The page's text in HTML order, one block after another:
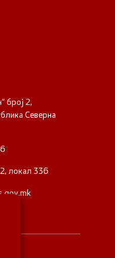
број 2,
Северна
локал 336